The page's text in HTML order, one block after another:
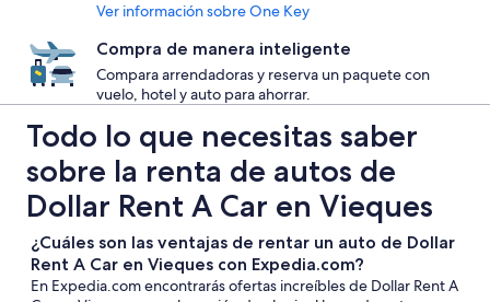
Ver información sobre One Key
Compra de manera inteligente
Compara arrendadoras y reserva un paquete con
vuelo, hotel y auto para ahorrar.
Todo lo que necesitas saber
sobre la renta de autos de
Dollar Rent A Car en Vieques
¿Cuáles son las ventajas de rentar un auto de Dollar
Rent A Car en Vieques con Expedia.com?
En Expedia.com encontrarás ofertas increíbles de Dollar Rent A